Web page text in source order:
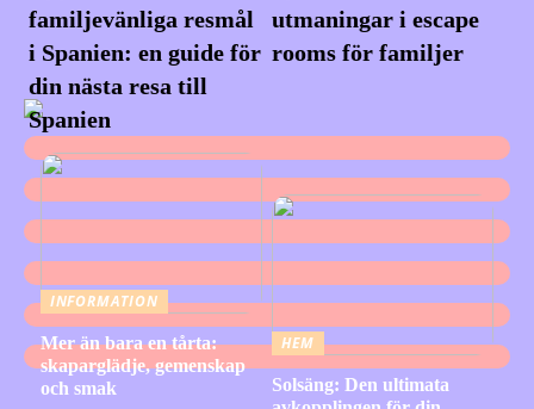
familjevänliga resmål
i Spanien: en guide för
din nästa resa till
Spanien
utmaningar i escape
rooms för familjer
INFORMATION
Mer än bara en tårta:
skaparglädje, gemenskap
och smak
HEM
Solsäng: Den ultimata